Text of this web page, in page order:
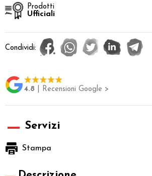
Prodotti
Ufficiali
Condividi:
4.8 | Recensioni Google >
Servizi
Stampa